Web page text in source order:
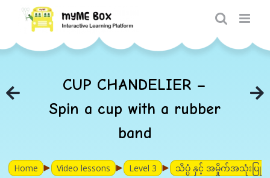
content
CUP CHANDELIER –
Spin a cup with a rubber
band
Home ► Video lessons ► Level 3 ► သိပ္ပံ နှင့် အမှိုက်အသုံးပြု